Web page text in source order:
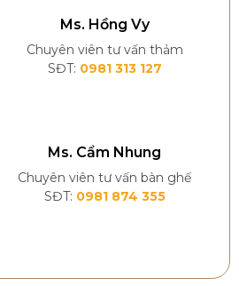
Ms. Hồng Vy
Chuyên viên tư vấn thảm
SĐT: 0981 313 127
Ms. Cẩm Nhung
Chuyên viên tư vấn bàn ghế
SĐT: 0981 874 355